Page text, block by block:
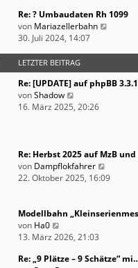
t
r
a
r
B
e
t
r
a
e
s
t
r
B
e
t
Re: ? Umbaudaten Rh 1099
von Mariazellerbahn
s
t
t
a
30. Juli 2024, 14:07
LETZTER BEITRAG
Re: [UPDATE] auf phpBB
vonShadow
e
t
e
r
i
g
16. März 2025, 20:26
Re: Herbst 2025 auf MzB
von Dampflokfahrer
e
s
B
22. Oktober 2025, 16:09
Modellbahn
von Ha0
e
e
13. März 2026, 21:03
Re: „9 Plätze – 9 Schätze“